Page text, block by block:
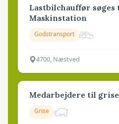
Lastbilchauffør søges
Maskinstation
Godstransport
4700, Næstved
Medarbejdere til
Grise